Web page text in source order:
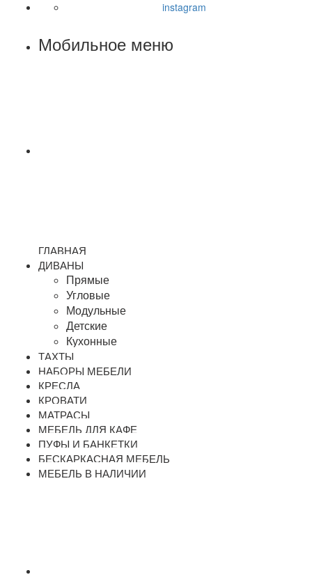
instagram
Мобильное меню
ГЛАВНАЯ
ДИВАНЫ
Прямые
Угловые
Модульные
Детские
Кухонные
ТАХТЫ
НАБОРЫ МЕБЕЛИ
КРЕСЛА
КРОВАТИ
МАТРАСЫ
МЕБЕЛЬ ДЛЯ КАФЕ
ПУФЫ И БАНКЕТКИ
БЕСКАРКАСНАЯ МЕБЕЛЬ
МЕБЕЛЬ В НАЛИЧИИ